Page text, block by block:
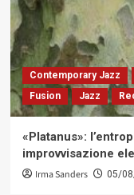
Contemporary Jazz
Fusion
Jazz
«Platanus»:
improvvisazione
Irma Sanders 05/